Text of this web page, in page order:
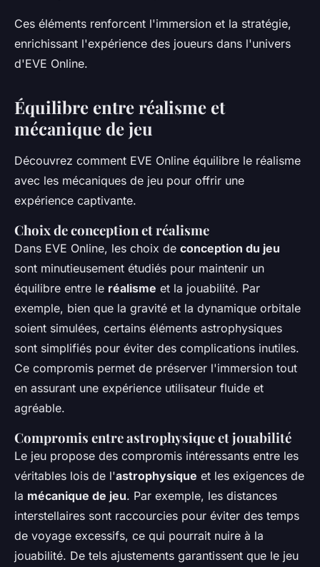
Ces éléments renforcent l'immersion et la stratégie,
enrichissant l'expérience des joueurs dans l'univers
d'EVE Online.
Équilibre entre réalisme et
mécanique de jeu
Découvrez comment EVE Online équilibre le réalisme
avec les mécaniques de jeu pour offrir une
expérience captivante.
Choix de conception et réalisme
Dans EVE Online, les choix de conception du jeu
sont minutieusement étudiés pour maintenir un
équilibre entre le réalisme et la jouabilité. Par
exemple, bien que la gravité et la dynamique orbitale
soient simulées, certains éléments astrophysiques
sont simplifiés pour éviter des complications inutiles.
Ce compromis permet de préserver l'immersion tout
en assurant une expérience utilisateur fluide et
agréable.
Compromis entre astrophysique et jouabilité
Le jeu propose des compromis intéressants entre les
véritables lois de l'astrophysique et les exigences de
la mécanique de jeu. Par exemple, les distances
interstellaires sont raccourcies pour éviter des temps
de voyage excessifs, ce qui pourrait nuire à la
jouabilité. De tels ajustements garantissent que le jeu